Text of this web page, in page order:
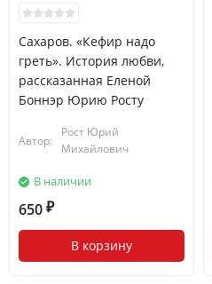
Сахаров. «Кефир надо
греть». История любви,
рассказанная Еленой
Боннэр Юрию Росту
Автор:
Рост Юрий
Михайлович
В наличии
650 ₽
В корзину